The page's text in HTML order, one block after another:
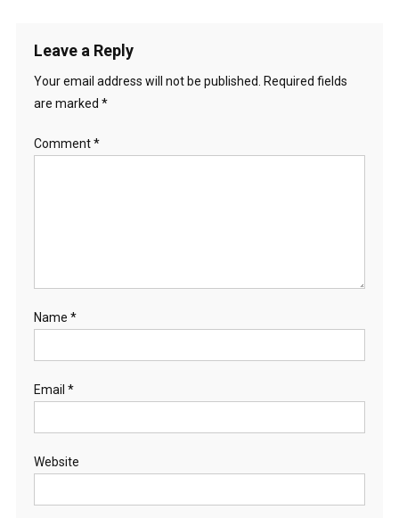
Leave a Reply
Your email address will not be published.
Required fields
are marked *
Comment*
Name *
Email *
Website